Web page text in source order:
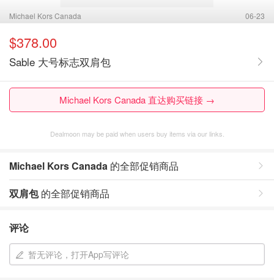
Michael Kors Canada 06-23
$378.00
Sable 大号标志双肩包
Michael Kors Canada 直达购买链接 →
Dealmoon may be paid when users buy items via our links.
Michael Kors Canada 的全部促销商品
双肩包的全部促销商品
评论
暂无评论，打开App写评论